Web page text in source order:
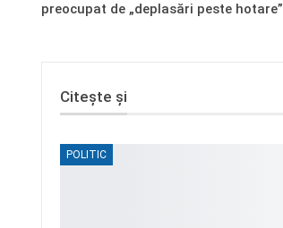
preocupat de „deplasări peste hotare”
Citește și
POLITIC